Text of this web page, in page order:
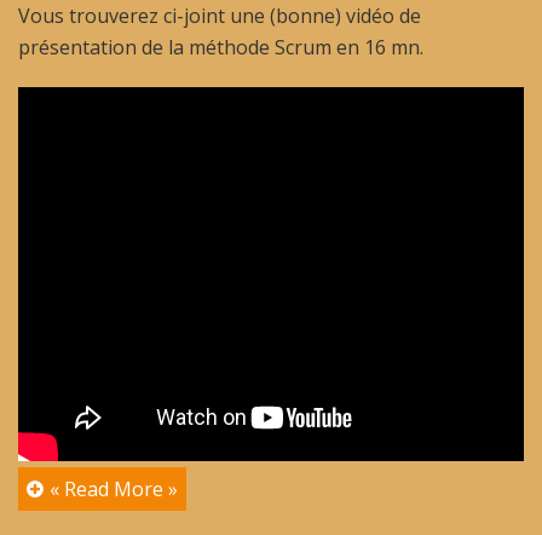
Vous trouverez ci-joint une (bonne) vidéo de
présentation de la méthode Scrum en 16 mn.
« Read More »